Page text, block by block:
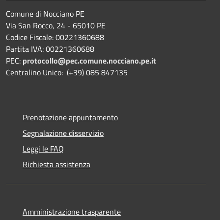
Comune di Nocciano PE
Via San Rocco, 24 - 65010 PE
Codice Fiscale: 00221360688
Partita IVA: 00221360688
PEC: protocollo@pec.comune.nocciano.pe.it
Centralino Unico: (+39) 085 847135
Prenotazione appuntamento
Segnalazione disservizio
Leggi le FAQ
Richiesta assistenza
Amministrazione trasparente